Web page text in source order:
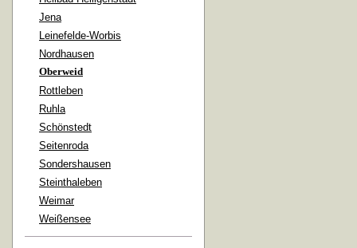
Jena
Leinefelde-Worbis
Nordhausen
Oberweid
Rottleben
Ruhla
Schönstedt
Seitenroda
Sondershausen
Steinthaleben
Weimar
Weißensee